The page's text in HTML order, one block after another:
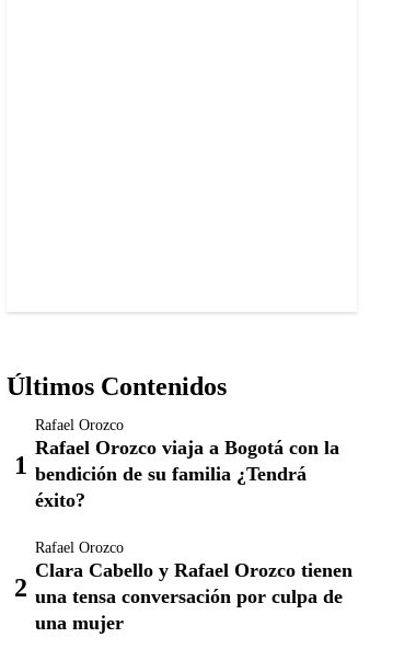
Últimos Contenidos
Rafael Orozco
Rafael Orozco viaja a Bogotá con la
bendición de su familia ¿Tendrá
éxito?
Rafael Orozco
Clara Cabello y Rafael Orozco tienen
una tensa conversación por culpa de
una mujer